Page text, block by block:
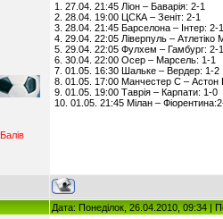
Балiв
1. 27.04. 21:45 Ліон – Баварія: 2-1
2. 28.04. 19:00 ЦСКА – Зеніт: 2-1
3. 28.04. 21:45 Барселона – Інтер: 2-1
4. 29.04. 22:05 Ліверпуль – Атлетіко
5. 29.04. 22:05 Фулхем – Гамбург: 2-1
6. 30.04. 22:00 Осер – Марсель: 1-1
7. 01.05. 16:30 Шальке – Вердер: 1-2
8. 01.05. 17:00 Манчестер С – Астон
9. 01.05. 19:00 Таврія – Карпати: 1-0
10. 01.05. 21:45 Мілан –
Дата: Понеділок, 26.04.2010, 09:34 |